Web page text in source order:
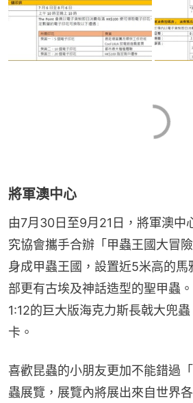
將軍澳中心
由7月30日至9月21日，將軍澳中
究協會攜手合辦「甲蟲王國大冒
身成甲蟲王國，設置近5米高的馬
部更有古埃及神話造型的聖甲蟲
1:12的巨大版海克力斯長戟大兜
卡。
喜歡昆蟲的小朋友更加不能錯過
蟲展覽，展覽內將展出來自世界